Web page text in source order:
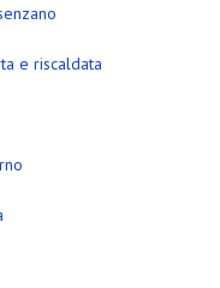
e riscaldata